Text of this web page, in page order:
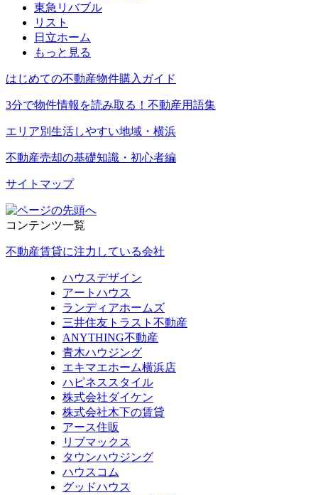
東急リバブル
リスト
日立ホーム
もっと見る
はじめての不動産物件購入ガイド
3分で物件情報を読み取る！不動産用語集
エリア別生活しやすい地域・横浜
不動産売却の基礎知識・初心者編
サイトマップ
コンテンツ一覧
不動産賃貸に注力している会社
ハウスデザイン
アートハウス
ランディアホームズ
三井住友トラスト不動産
ANYTHING不動産
青木ハウジング
エキマエホーム横浜店
ハピネススタイル
株式会社ダイケン
株式会社木下の賃貸
アース住販
リブマックス
タウンハウジング
ハウスコム
グッドハウス